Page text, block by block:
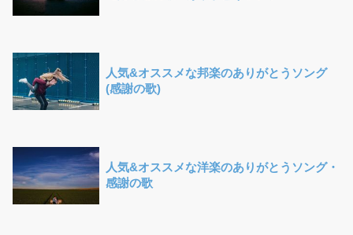
人気&オススメな邦楽のありがとうソング
(感謝の歌)
人気&オススメな洋楽のありがとうソング・
感謝の歌